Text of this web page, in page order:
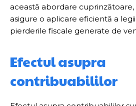
această abordare cuprinzătoare,
asigure o aplicare eficientă a
pierderile fiscale generate de
Efectul asupra
contribuabililor